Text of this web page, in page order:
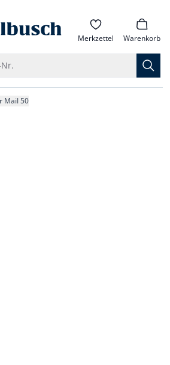
zur Startseite Merkzettel Warenkorb
Mail 50